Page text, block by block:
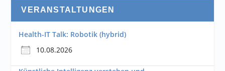
VERANSTALTUNGEN
Health-IT Talk: Robotik (hybrid)
10.08.2026